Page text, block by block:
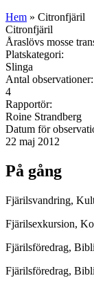
Hem » Citronfjäril
Citronfjäril
Åraslövs mosse
Platskategori:
Slinga
Antal observationer:
4
Rapportör:
Roine Strandberg
Datum för
22 maj 2012
På gång
Fjärilsvandring,
Fjärilsexkursion,
Fjärilsföredrag,
Fjärilsföredrag,